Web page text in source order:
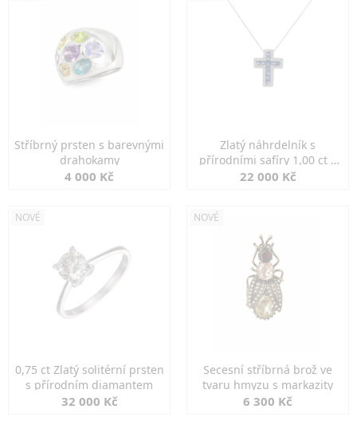
Stříbrný prsten s barevnými
drahokamy
4 000 Kč
Zlatý náhrdelník s
přírodními safíry 1,00 ct a
diamanty
22 000 Kč
NOVÉ
0,75 ct Zlatý solitérní prsten
s přírodním diamantem
32 000 Kč
NOVÉ
Secesní stříbrná brož ve
tvaru hmyzu s markazity
6 300 Kč